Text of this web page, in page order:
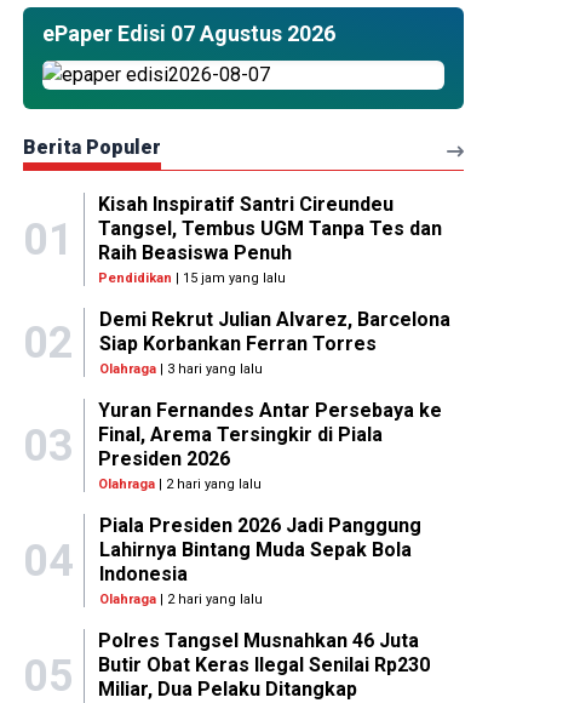
ePaper Edisi 07 Agustus 2026
Berita Populer
01
Kisah Inspiratif Santri Cireundeu
Tangsel, Tembus UGM Tanpa Tes dan
Raih Beasiswa Penuh
Pendidikan | 15 jam yang lalu
02
Demi Rekrut Julian Alvarez, Barcelona
Siap Korbankan Ferran Torres
Olahraga| 3 hari yang lalu
03
Yuran Fernandes Antar Persebaya ke
Final, Arema Tersingkir di Piala
Presiden 2026
Olahraga | 2 hari yang lalu
04
Piala Presiden 2026 Jadi Panggung
Lahirnya Bintang Muda Sepak Bola
Indonesia
Olahraga| 2 hari yang lalu
05
Polres Tangsel Musnahkan 46 Juta
Butir Obat Keras Ilegal Senilai Rp230
Miliar, Dua Pelaku Ditangkap